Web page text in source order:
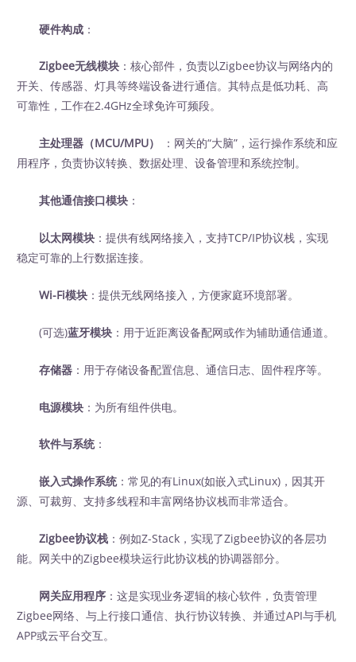
硬件构成 ：
Zigbee无线模块 ：核心部件，负责以Zigbee协议与网络内的
开关、传感器、灯具等终端设备进行通信。其特点是低功耗、高
可靠性，工作在2.4GHz全球免许可频段。
主处理器（MCU/MPU）
‍ ：网关的“大脑”，运行操作系统和应
用程序，负责协议转换、数据处理、设备管理和系统控制。
其他通信接口模块 ：
以太网模块 ：提供有线网络接入，支持TCP/IP协议栈，实现
稳定可靠的上行数据连接。
Wi-Fi模块 ：提供无线网络接入，方便家庭环境部署。
(可选)‍蓝牙模块 ：用于近距离设备配网或作为辅助通信通道。
存储器 ：用于存储设备配置信息、通信日志、固件程序等。
电源模块 ：为所有组件供电。
软件与系统：
嵌入式操作系统：常见的有Linux(如嵌入式Linux)，因其开
源、可裁剪、支持多线程和丰富网络协议栈而非常适合。
Zigbee协议栈 ：例如Z-Stack，实现了Zigbee协议的各层功
能。网关中的Zigbee模块运行此协议栈的协调器部分。
网关应用程序 ：这是实现业务逻辑的核心软件，负责管理
Zigbee网络、与上行接口通信、执行协议转换、并通过API与手机
APP或云平台交互。